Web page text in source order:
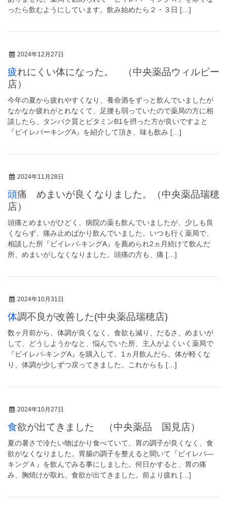
ったら飲むようにしています。飲み始めたら２・３日 […]
2024年12月27日
疲れにくい体になった。 （中央薬品ウィルビー
店）
今年の夏から疲れやすくなり、養命酒をずっと飲んでいましたが
なかなか疲れがとれなくて、足腰も弱っていたので薬局の方に相
談したら、タンパク質とビタミンB1を摂った方が良いですよと
『ビイレバーキングA』を紹介して頂き、味も飲み […]
2024年11月28日
頭痛 めまいが良くなりました。（中央薬品瑞穂
店）
頭痛とめまいがひどく、病院の薬も飲んでいましたが、少しも良
くならず、痛み止めばかり飲んでいました。いつも行く薬局で、
相談した所『ビイレバ-キングA』を薦められ2ヵ月続けて飲んだ
所、めまいがしなくなりました。頭痛の方も、痛 […]
2024年10月31日
体調不良が改善した(中央薬品瑞穂店)
数ヶ月前から、体調が良くなく、食欲も減り、だるさ、めまいが
して、どうしようかなと、悩んでいた所、主人がよくいく薬局で
『ビイレバ-キングA』を購入して、1ヵ月飲んだら、体が軽くな
り、体調が少しずつ戻ってきました。これからも […]
2024年10月27日
食欲が出てきました （中央薬品 国見店）
夏の暑さで冷たい物ばかり食べていて、胃の調子が良くなく、食
欲がなくなりました。胃腸の調子を整えると聞いて『ビイレバ―
キングＡ』を飲んでみる事にしました。何日かすると、胃の痛
み、胸焼けが取れ、食欲が出てきました。前より疲れ […]